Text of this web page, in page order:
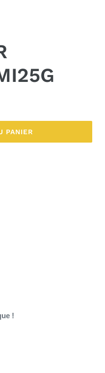
PANIER
!